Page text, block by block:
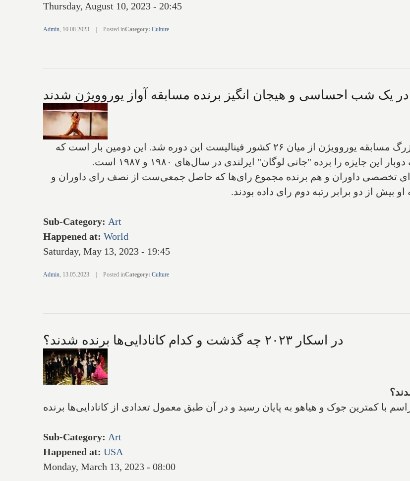
Thursday, August 10, 2023 - 20:45
Admin, 10.08.2023 Posted inCategory: Culture
یک شب احساسی و هیجان انگیز برنده مسابقه آواز یوروویژن شدند
"لورین" خواننده سوئدی مراکشی‌تبار، امشب برنده بزرگ مسابقه یوروویژن از میان ۲۶ کشور فینالیست این دوره شد. این دومین بار است که
را برده "جانی لوگان" ایرلندی در سال‌های ۱۹۸۰ و ۱۹۸۷ است.
رای تخصصی داوران و هم برنده مجموع رای‌ها که حاصل جمعی‌ست از نصف رای داوران و
از دو برابر رتبه دوم رای داده بودند.
Sub-Category: Art
Happened at: World
Saturday, May 13, 2023 - 19:45
Admin, 13.05.2023 Posted inCategory: Culture
در اسکار ۲۰۲۳ چه گذشت و کدام کانادایی‌ها برنده شدند؟
با کمترین جوک و هیاهو به پایان رسید و در آن طبق معمول تعدادی از کانادایی‌ها برنده
Sub-Category: Art
Happened at: USA
Monday, March 13, 2023 - 08:00